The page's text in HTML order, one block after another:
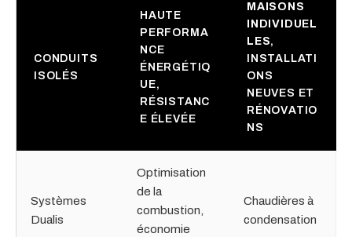
CONDUITS
ISOLÉS
HAUTE
PERFORMA
NCE
ÉNERGÉTIQ
UE,
RÉSISTANC
E ÉLEVÉE
MAISONS
INDIVIDUEL
LES,
INSTALLATI
ONS
NEUVES ET
RÉNOVATIO
NS
Systèmes
Dualis
Optimisation
de la
combustion,
économie
Chaudières à
condensation